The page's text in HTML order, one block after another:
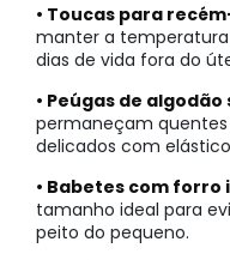
• Toucas para
manter a temperatura
dias de vida fora do
• Peúgas de algodão
permaneçam
delicados com
• Babetes com
tamanho ideal para
peito do pequeno.